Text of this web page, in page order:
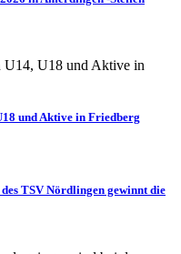
und Aktive in Friedberg
TSV Nördlingen gewinnt die